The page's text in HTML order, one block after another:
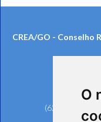
O
CREA/GO - Conselho
(62) 3221-6200